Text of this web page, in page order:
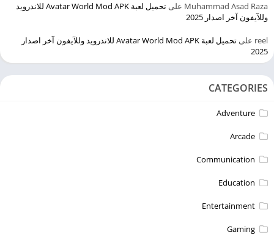
Muhammad Asad Raza على
تحميل لعبة Avatar World Mod APK للاندرويد
وللآيفون آخر اصدار 2025
reel على
تحميل لعبة Avatar World Mod APK للاندرويد وللآيفون آخر اصدار
2025
CATEGORIES
Adventure
Arcade
Communication
Education
Entertainment
Gaming